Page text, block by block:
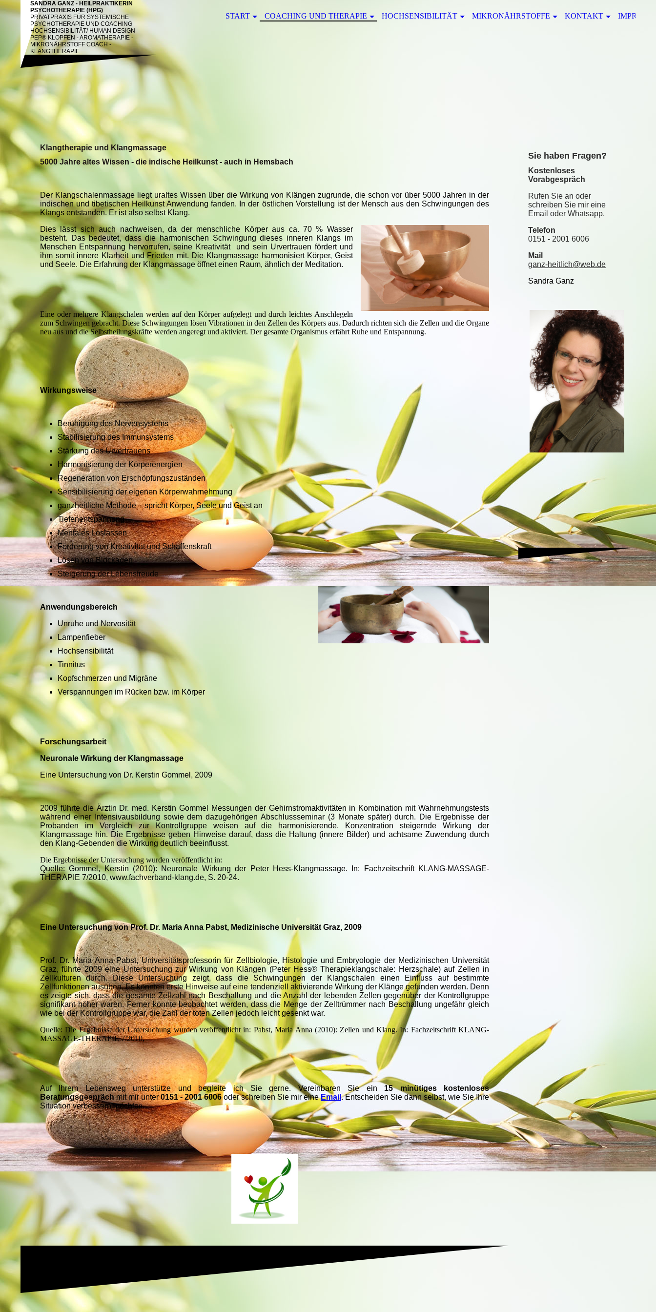
START COACHING UND THERAPIE HOCHSENSIBILITÄT MIKRONÄHRSTOFFE KONTAKT
SANDRA GANZ - HEILPRAKTIKERIN
PSYCHOTHERAPIE (HPG)
PRIVATPRAXIS FÜR SYSTEMISCHE
PSYCHOTHERAPIE UND COACHING
HOCHSENSIBILITÄT/ HUMAN DESIGN -
PEP® KLOPFEN - AROMATHERAPIE -
MIKRONÄHRSTOFF COACH -
KLANGTHERAPIE
Klangtherapie und Klangmassage
5000 Jahre altes Wissen - die indische Heilkunst - auch in Hemsbach
Der Klangschalenmassage liegt uraltes Wissen über die Wirkung von Klängen zugrunde, die schon vor über 5000 Jahren in der
indischen und tibetischen Heilkunst Anwendung fanden. In der östlichen Vorstellung ist der Mensch aus den Schwingungen des
Klangs entstanden. Er ist also selbst Klang.
Dies lässt sich auch nachweisen, da der menschliche Körper aus ca. 70 % Wasser
besteht. Das bedeutet, dass die harmonischen Schwingung dieses inneren Klangs im
Menschen Entspannung hervorrufen, seine Kreativität und sein Urvertrauen fördert und
ihm somit innere Klarheit und Frieden mit. Die Klangmassage harmonisiert Körper, Geist
und Seele. Die Erfahrung der Klangmassage öffnet einen Raum, ähnlich der Meditation.
Eine oder mehrere Klangschalen werden auf den Körper aufgelegt und durch leichtes Anschlegeln
zum Schwingen gebracht. Diese Schwingungen lösen Vibrationen in den Zellen des Körpers aus. Dadurch richten sich die Zellen und die Organe
neu aus und die Selbstheilungskräfte werden angeregt und aktiviert. Der gesamte Organismus erfährt Ruhe und Entspannung.
Wirkungsweise
Beruhigung des Nervensystems
Stabilisierung des Immunsystems
Stärkung des Urvertrauens
Harmonisierung der Körperenergien
Regeneration von Erschöpfungszuständen
Sensibilisierung der eigenen Körperwahrnehmung
ganzheitliche Methode – spricht Körper, Seele und Geist an
Tiefenentspannung
Mentales Loslassen
Förderung von Kreativität und Schaffenskraft
Lösen von Blockaden
Steigerung der Lebensfreude
Anwendungsbereich
Unruhe und Nervosität
Lampenfieber
Hochsensibilität
Tinnitus
Kopfschmerzen und Migräne
Verspannungen im Rücken bzw. im Körper
Forschungsarbeit
Neuronale Wirkung der Klangmassage
Eine Untersuchung von Dr. Kerstin Gommel, 2009
2009 führte die Ärztin Dr. med. Kerstin Gommel Messungen der Gehirnstromaktivitäten in Kombination mit Wahrnehmungstests
während einer Intensivausbildung sowie dem dazugehörigen Abschlussseminar (3 Monate später) durch. Die Ergebnisse der
Probanden im Vergleich zur Kontrollgruppe weisen auf die harmonisierende, Konzentration steigernde Wirkung der
Klangmassage hin. Die Ergebnisse geben Hinweise darauf, dass die Haltung (innere Bilder) und achtsame Zuwendung durch
den Klang-Gebenden die Wirkung deutlich beeinflusst.
Die Ergebnisse der Untersuchung wurden veröffentlicht in:
Quelle: Gommel, Kerstin (2010): Neuronale Wirkung der Peter Hess-Klangmassage. In: Fachzeitschrift KLANG-MASSAGE-
THERAPIE 7/2010, www.fachverband-klang.de, S. 20-24.
Eine Untersuchung von Prof. Dr. Maria Anna Pabst, Medizinische Universität Graz, 2009
Prof. Dr. Maria Anna Pabst, Universitätsprofessorin für Zellbiologie, Histologie und Embryologie der Medizinischen Universität
Graz, führte 2009 eine Untersuchung zur Wirkung von Klängen (Peter Hess® Therapieklangschale: Herzschale) auf Zellen in
Zellkulturen durch. Diese Untersuchung zeigt, dass die Schwingungen der Klangschalen einen Einfluss auf bestimmte
Zellfunktionen ausüben. Es konnten erste Hinweise auf eine tendenziell aktivierende Wirkung der Klänge gefunden werden. Denn
es zeigte sich, dass die gesamte Zellzahl nach Beschallung und die Anzahl der lebenden Zellen gegenüber der Kontrollgruppe
signifikant höher waren. Ferner konnte beobachtet werden, dass die Menge der Zelltrümmer nach Beschallung ungefähr gleich
wie bei der Kontrollgruppe war, die Zahl der toten Zellen jedoch leicht gesenkt war.
Quelle: Die Ergebnisse der Untersuchung wurden veröffentlicht in: Pabst, Maria Anna (2010): Zellen und Klang. In: Fachzeitschrift KLANG-
MASSAGE-THERAPIE 7/2010,
Auf Ihrem Lebensweg unterstütze und begleite ich Sie gerne. Vereinbaren Sie ein 15minütiges kostenloses
Beratungsgesprächmit mir unter0151 - 2001 6006oder schreiben Sie mir eineEmail.Entscheiden Sie dann selbst, wie Sie Ihre
Situation verbessern möchten.
Sie haben Fragen?
Kostenloses
Vorabgespräch
Rufen Sie an oder
schreiben Sie mir eine
Email oder Whatsapp.
Telefon
0151 - 2001 6006
Mail
ganz-heitlich@web.de
Sandra Ganz